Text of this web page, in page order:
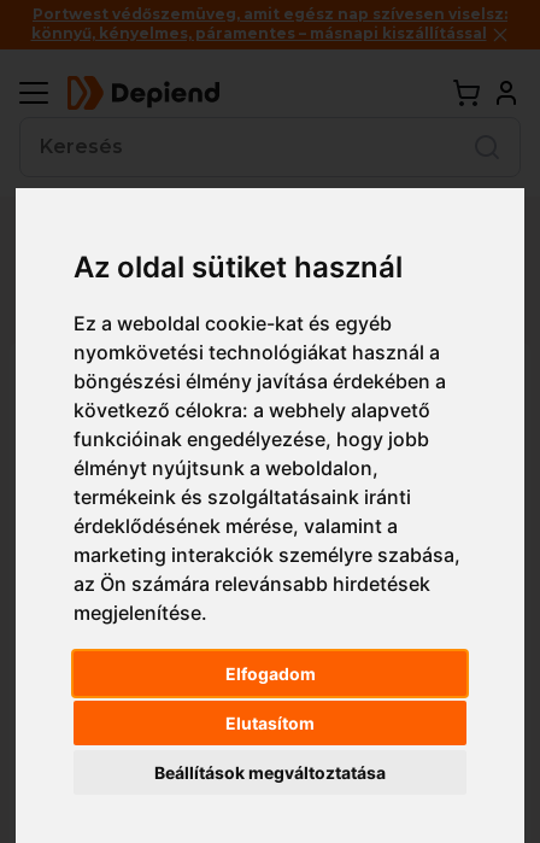
Az oldal sütiket használ
Ez a weboldal cookie-kat és egyéb
nyomkövetési technológiákat használ a
böngészési élmény javítása érdekében a
következő célokra:a webhely alapvető
funkcióinak engedélyezése, hogy jobb
élményt nyújtsunk a weboldalon,
termékeink és szolgáltatásaink iránti
érdeklődésének mérése, valamint a
marketing interakciók személyre szabása,
az Ön számára relevánsabb hirdetések
megjelenítése.
Elfogadom
Elutasítom
Beállítások megváltoztatása
Portwest védőszemüveg, amit egész nap szívesen viselsz:
könnyű, kényelmes, páramentes – másnapi kiszállítással
PS36 Portwest Anthracite
védőszemüveg